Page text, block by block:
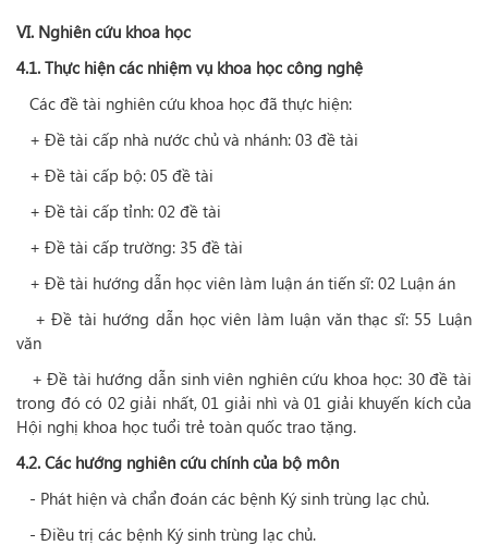
VI. Nghiên cứu khoa học
4.1. Thực hiện các nhiệm vụ khoa học công nghệ
Các đề tài nghiên cứu khoa học đã thực hiện:
+ Đề tài cấp nhà nước chủ và nhánh: 03 đề tài
+ Đề tài cấp bộ: 05 đề tài
+ Đề tài cấp tỉnh: 02 đề tài
+ Đề tài cấp trường: 35 đề tài
+ Đề tài hướng dẫn học viên làm luận án tiến sĩ: 02 Luận án
+ Đề tài hướng dẫn học viên làm luận văn thạc sĩ: 55 Luận
văn
+ Đề tài hướng dẫn sinh viên nghiên cứu khoa học: 30 đề tài
trong đó có 02 giải nhất, 01 giải nhì và 01 giải khuyến kích của
Hội nghị khoa học tuổi trẻ toàn quốc trao tặng.
4.2. Các hướng nghiên cứu chính của bộ môn
- Phát hiện và chẩn đoán các bệnh Ký sinh trùng lạc chủ.
- Điều trị các bệnh Ký sinh trùng lạc chủ.